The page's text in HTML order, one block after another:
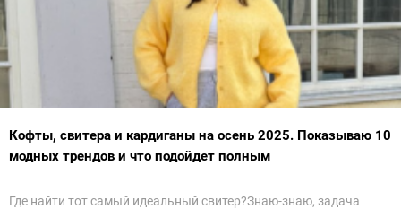
Кофты, свитера и кардиганы на осень 2025. Показываю 10
модных трендов и что подойдет полным
Где найти тот самый идеальный свитер?Знаю-знаю, задача